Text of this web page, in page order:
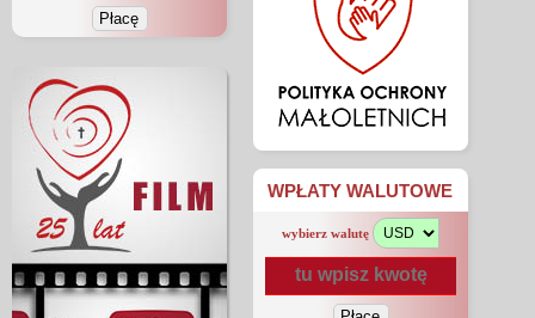
WPŁATY WALUTOWE
wybierz walutę